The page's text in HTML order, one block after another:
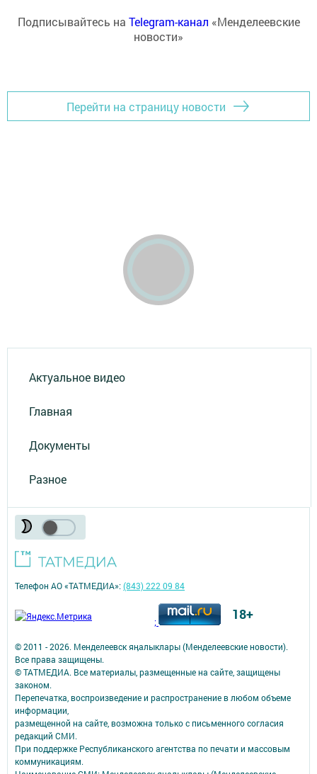
Подписывайтесь на Telegram-канал «Менделеевские
новости»
Перейти на страницу новости
Актуальное видео
Главная
Документы
Разное
© 2011 - 2026. Менделеевск яӊалыклары (Менделеевские новости).
Все права защищены.
© ТАТМЕДИА. Все материалы, размещенные на сайте, защищены
законом.
Перепечатка, воспроизведение и распространение в любом объеме
информации,
размещенной на сайте, возможна только с письменного согласия
редакций СМИ.
При поддержке Республиканского агентства по печати и массовым
коммуникациям.
Телефон АО «ТАТМЕДИА»:(843) 222 09 84
; 18+